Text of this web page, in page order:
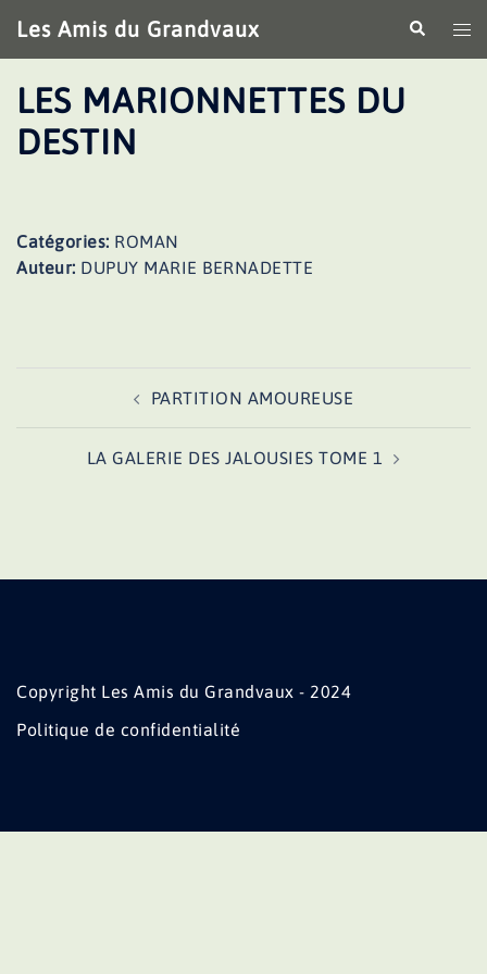
au
contenu
Les Amis du Grandvaux
le
LES MARIONNETTES DU
DESTIN
Catégories: ROMAN
Auteur: DUPUY MARIE BERNADETTE
PARTITION AMOUREUSE
LA GALERIE DES JALOUSIES TOME 1
Copyright Les Amis du Grandvaux - 2024
Politique de confidentialité